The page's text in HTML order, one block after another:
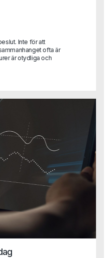
Inte för att
ofta är
är otydliga och
employer branding,